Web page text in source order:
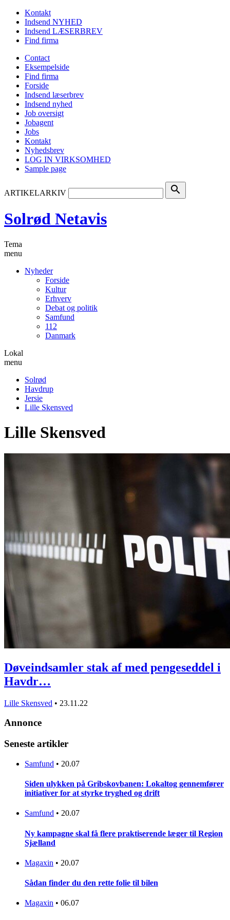
Kontakt
Indsend NYHED
Indsend LÆSERBREV
Find firma
Contact
Eksempelside
Find firma
Forside
Indsend læserbrev
Indsend nyhed
Job oversigt
Jobagent
Jobs
Kontakt
Nyhedsbrev
LOG IN VIRKSOMHED
Sample page
ARTIKELARKIV search
Solrød Netavis
Tema
menu
Nyheder
Forside
Kultur
Erhverv
Debat og politik
Samfund
112
Danmark
Lokal
menu
Solrød
Havdrup
Jersie
Lille Skensved
Lille Skensved
Døveindsamler stak af med pengeseddel i
Havdr…
Lille Skensved • 23.11.22
Annonce
Seneste artikler
Samfund • 20.07
Siden ulykken på Gribskovbanen: Lokaltog gennemfører
initiativer for at styrke tryghed og drift
Samfund • 20.07
Ny kampagne skal få flere praktiserende læger til Region
Sjælland
Magaxin • 20.07
Sådan finder du den rette folie til bilen
Magaxin • 06.07